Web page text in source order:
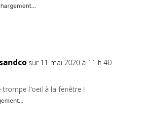
sur 11 mai 2020 à 11 h 40
trompe-l’oeil à la fenêtre !